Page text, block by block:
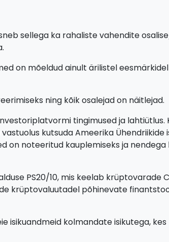
sellega ka rahaliste vahendite
on mõeldud ainult ärilistel
ning kõik osalejad on näitlejad.
tingimused ja
kutsuda Ameerika
on noteeritud kauplemiseks ja
PS20/10, mis keelab krüptovarade
krüptovaluutadel põhinevate
isikuandmeid kolmandate isikutega,